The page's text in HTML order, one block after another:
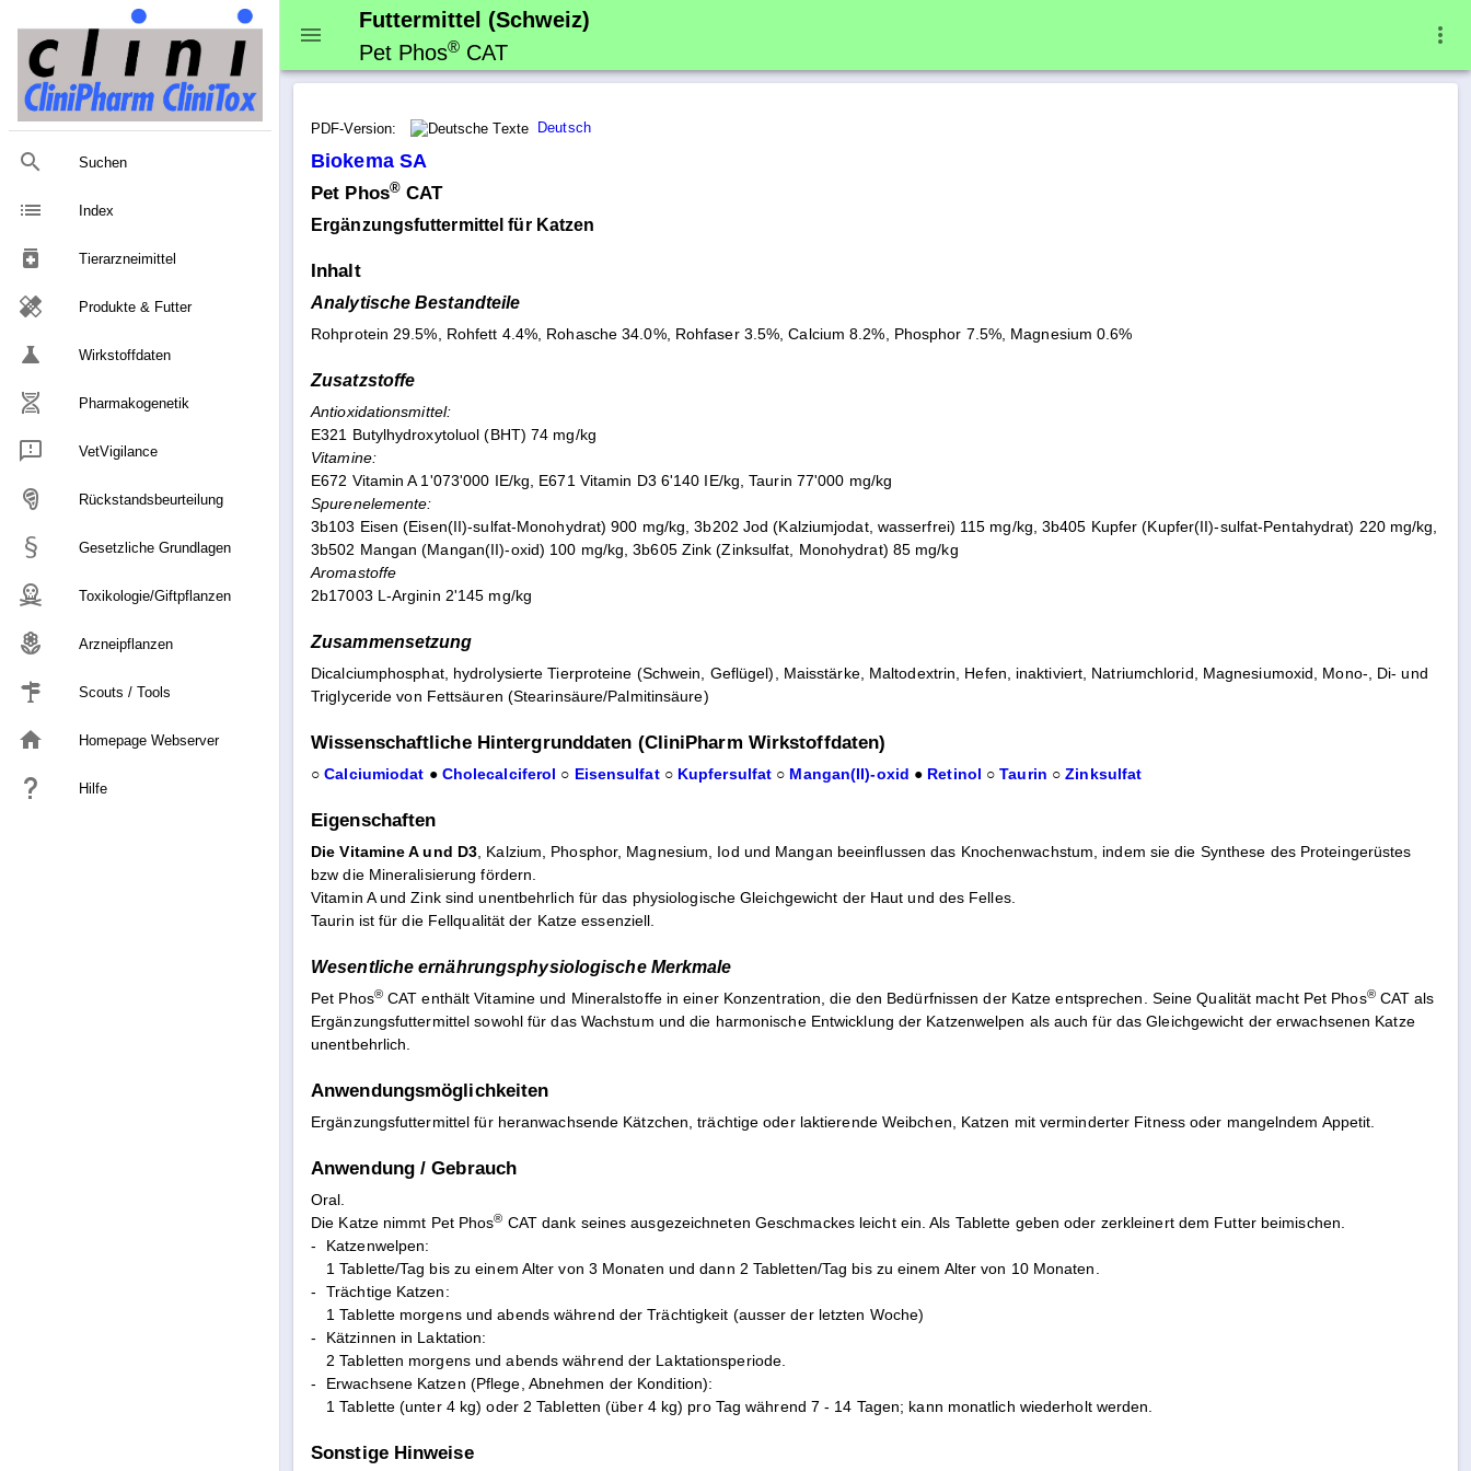
Suchen
list Index
medication Tierarzneimittel
healing Produkte & Futter
science Wirkstoffdaten
Pharmakogenetik
VetVigilance
Rückstandsbeurteilung
Gesetzliche Grundlagen
Toxikologie/Giftpflanzen
Arzneipflanzen
Scouts / Tools
home Homepage Webserver
Hilfe
Futtermittel (Schweiz)
Pet Phos® CAT
PDF-Version: Deutsch
Biokema SA
Pet Phos®CAT
Ergänzungsfuttermittel für Katzen
Inhalt
Analytische Bestandteile
Rohprotein 29.5%, Rohfett 4.4%, Rohasche 34.0%, Rohfaser 3.5%, Calcium 8.2%, Phosphor 7.5%, Magnesium 0.6%
Zusatzstoffe
Antioxidationsmittel:
E321 Butylhydroxytoluol (BHT) 74 mg/kg
Vitamine:
E672 Vitamin A 1'073'000 IE/kg, E671 Vitamin D3 6'140 IE/kg, Taurin 77'000 mg/kg
Spurenelemente:
3b103 Eisen (Eisen(II)-sulfat-Monohydrat) 900 mg/kg, 3b202 Jod (Kalziumjodat, wasserfrei) 115 mg/kg, 3b405 Kupfer (Kupfer(II)-sulfat-Pentahydrat) 220 mg/kg,
3b502 Mangan (Mangan(II)-oxid) 100 mg/kg, 3b605 Zink (Zinksulfat, Monohydrat) 85 mg/kg
Aromastoffe
2b17003 L-Arginin 2'145 mg/kg
Zusammensetzung
Dicalciumphosphat, hydrolysierte Tierproteine (Schwein, Geflügel), Maisstärke, Maltodextrin, Hefen, inaktiviert, Natriumchlorid, Magnesiumoxid, Mono-, Di- und
Triglyceride von Fettsäuren (Stearinsäure/Palmitinsäure)
Wissenschaftliche Hintergrunddaten (CliniPharm Wirkstoffdaten)
○Calciumiodat ● Cholecalciferol ○ Eisensulfat○ Kupfersulfat ○ Mangan(II)-oxid ● Retinol ○Taurin ○Zinksulfat
Eigenschaften
Die Vitamine A und D3 , Kalzium, Phosphor, Magnesium, Iod und Mangan beeinflussen das Knochenwachstum, indem sie die Synthese des Proteingerüstes
bzw die Mineralisierung fördern.
Vitamin A und Zink sind unentbehrlich für das physiologische Gleichgewicht der Haut und des Felles.
Taurin ist für die Fellqualität der Katze essenziell.
Wesentliche ernährungsphysiologische Merkmale
Pet Phos®CAT enthält Vitamine und Mineralstoffe in einer Konzentration, die den Bedürfnissen der Katze entsprechen. Seine Qualität macht Pet Phos®CAT als
Ergänzungsfuttermittel sowohl für das Wachstum und die harmonische Entwicklung der Katzenwelpen als auch für das Gleichgewicht der erwachsenen Katze
unentbehrlich.
Anwendungsmöglichkeiten
Ergänzungsfuttermittel für heranwachsende Kätzchen, trächtige oder laktierende Weibchen, Katzen mit verminderter Fitness oder mangelndem Appetit.
Anwendung / Gebrauch
Oral.
Die Katze nimmt Pet Phos® CAT dank seines ausgezeichneten Geschmackes leicht ein. Als Tablette geben oder zerkleinert dem Futter beimischen.
-
Katzenwelpen:
1 Tablette/Tag bis zu einem Alter von 3 Monaten und dann 2 Tabletten/Tag bis zu einem Alter von 10 Monaten.
-
Trächtige Katzen:
1 Tablette morgens und abends während der Trächtigkeit (ausser der letzten Woche)
-
Kätzinnen in Laktation:
2 Tabletten morgens und abends während der Laktationsperiode.
-
Erwachsene Katzen (Pflege, Abnehmen der Kondition):
1 Tablette (unter 4 kg) oder 2 Tabletten (über 4 kg) pro Tag während 7 - 14 Tagen; kann monatlich wiederholt werden.
Sonstige Hinweise